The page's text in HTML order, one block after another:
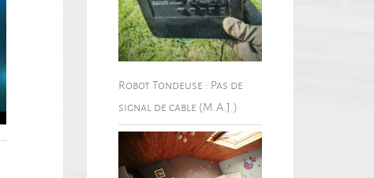
Robot Tondeuse : Pas de
signal de cable (M.A.J.)